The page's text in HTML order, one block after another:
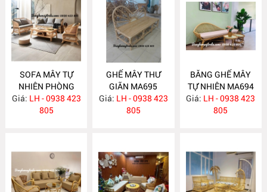
SOFA MÂY TỰ
NHIÊN PHÒNG
KHÁCH MA697
Giá: LH - 0938 423
805
GHẾ MÂY THƯ
GIÃN MA695
Giá: LH - 0938 423
805
BĂNG GHẾ MÂY
TỰ NHIÊN MA694
Giá: LH - 0938 423
805